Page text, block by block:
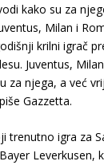
kako su za
Milan i
krilni igrač
Juventus,
za njega, a već
Gazzetta.
trenutno igra za
Leverkusen,